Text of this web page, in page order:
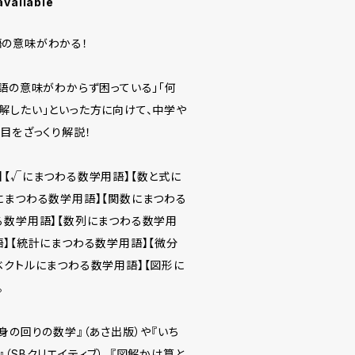
意味がわかる！
の意味がわからず困っている」「何
たい」といった方に向けて、中学や
ざっくり解説！
√にまつわる数学用語】【数と式に
つわる数学用語】【関数にまつわる
学用語】【数列にまつわる数学用
【統計にまつわる数学用語】【微分
トルにまつわる数学用語】【図形に
の回りの数学』（あさ出版）や『いち